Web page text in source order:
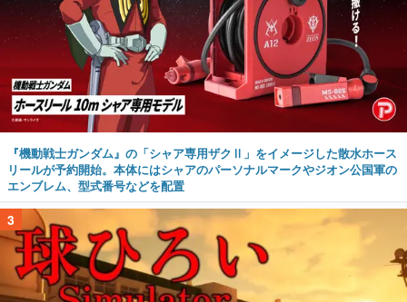
『機動戦士ガンダム』の「シャア専用ザクⅡ」をイメージした散水ホース
リールが予約開始。本体にはシャアのパーソナルマークやジオン公国軍の
エンブレム、型式番号などを配置
3